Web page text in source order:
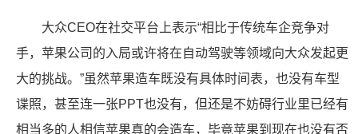
大众CEO在社交平台上表示“相比于传统车企竞争对
手，苹果公司的入局或许将在自动驾驶等领域向大众发起更
大的挑战。”虽然苹果造车既没有具体时间表，也没有车型
谍照，甚至连一张PPT也没有，但还是不妨碍行业里已经有
相当多的人相信苹果真的会造车，毕竟苹果到现在也没有否